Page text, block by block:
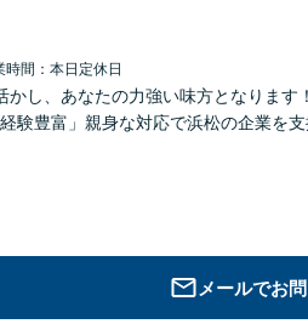
時間：本日定休日
かし、あなたの力強い味方となりま
験豊富」親身な対応で浜松の企業を
メールでお